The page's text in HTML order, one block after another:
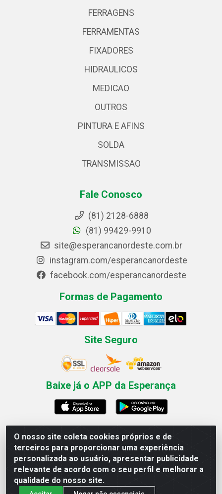
O nosso site coleta cookies próprios e de
terceiros para proporcionar uma experiência
personalizada ao usuário, apresentar publicidade
relevante de acordo com o seu perfil e melhorar a
qualidade do nosso site.
FERRAGENS
FERRAMENTAS
FIXADORES
HIDRAULICOS
MEDICAO
OUTROS
PINTURA E AFINS
SOLDA
TRANSMISSAO
Fale Conosco
(81) 2128-6888
(81) 99429-9910
site@esperancanordeste.com.br
instagram.com/esperancanordeste
facebook.com/esperancanordeste
Formas de Pagamento
Site Seguro
Baixe já o APP da Esperança
Esperança Nordeste - Rua Professor Caldas Filho, 291 -
Estância - Recife / PE CEP: 50771-335 - CNPJ
03.666.136/0001-23